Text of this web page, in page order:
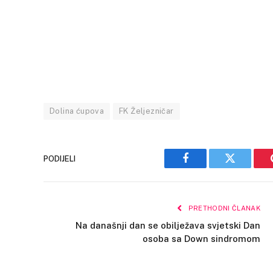
Dolina ćupova FK Željezničar
PODIJELI
Facebook Twitter
PRETHODNI ČLANAK
Na današnji dan se obilježava svjetski Dan
osoba sa Down sindromom